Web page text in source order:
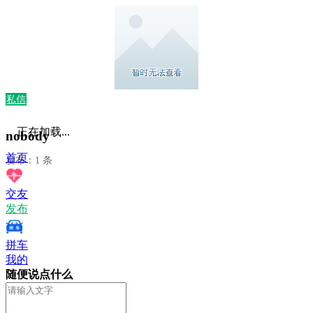
私信
nobody
发布：1 条
正在加载...
首页
交友
发布
拼车
我的
随便说点什么